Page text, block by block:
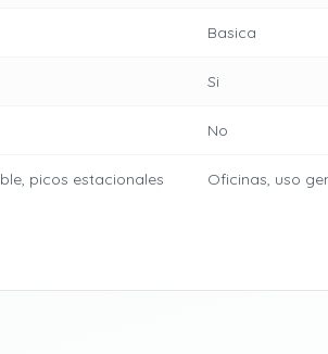
Basica
Si
No
picos estacionales Oficinas, uso